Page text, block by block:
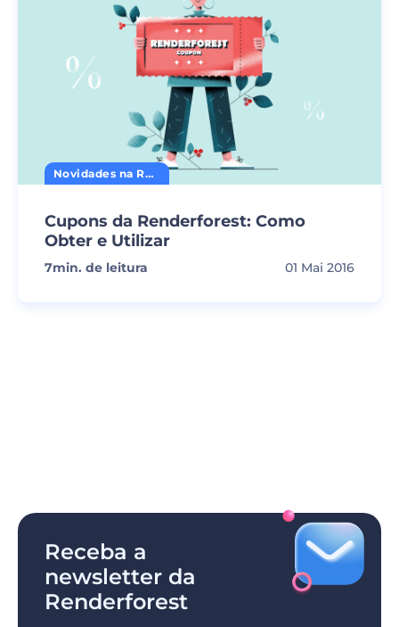
Novidades na Renderforest
Cupons da Renderforest: Como
Obter e Utilizar
7min. de leitura 01 Mai 2016
Receba a
newsletter da
Renderforest